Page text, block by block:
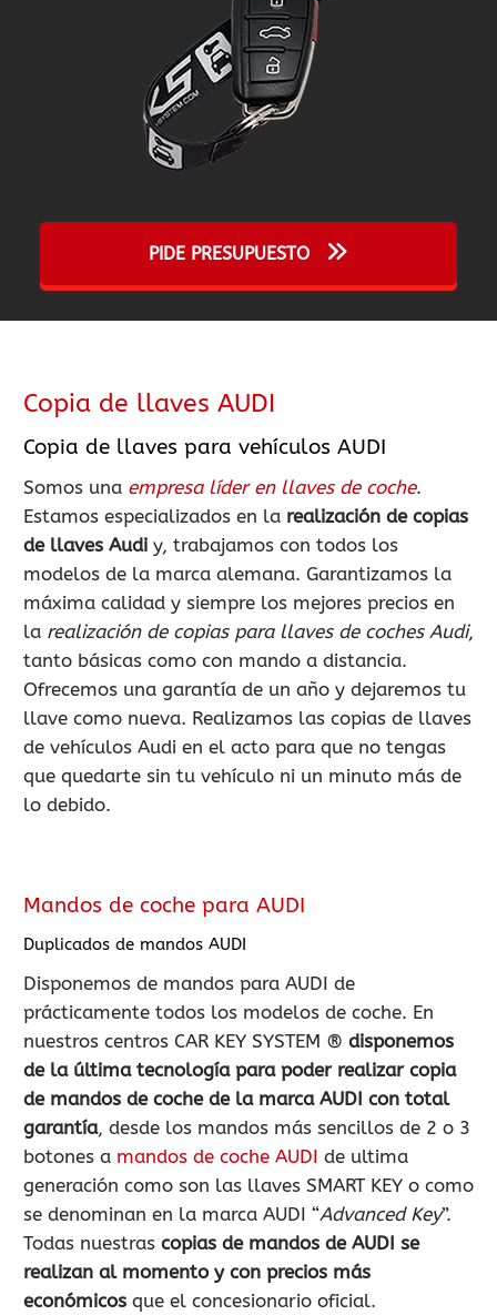
PIDE PRESUPUESTO
Copia de llaves AUDI
Copia de llaves para vehículos AUDI
Somos una empresa líder en llaves de coche.
Estamos especializados en la realización de copias
de llaves Audi y, trabajamos con todos los
modelos de la marca alemana. Garantizamos la
máxima calidad y siempre los mejores precios en
la realización de copias para llaves de coches Audi,
tanto básicas como con mando a distancia.
Ofrecemos una garantía de un año y dejaremos tu
llave como nueva. Realizamos las copias de llaves
de vehículos Audi en el acto para que no tengas
que quedarte sin tu vehículo ni un minuto más de
lo debido.
Mandos de coche para AUDI
Duplicados de mandos AUDI
Disponemos de mandos para AUDI de
prácticamente todos los modelos de coche. En
nuestros centros CAR KEY SYSTEM ® disponemos
de la última tecnología para poder realizar copia
de mandos de coche de la marca AUDI con total
garantía, desde los mandos más sencillos de 2 o 3
botones a mandos de coche AUDI de ultima
generación como son las llaves SMART KEY o como
se denominan en la marca AUDI “Advanced Key”.
Todas nuestras copias de mandos de AUDI se
realizan al momento y con precios más
económicos que el concesionario oficial.